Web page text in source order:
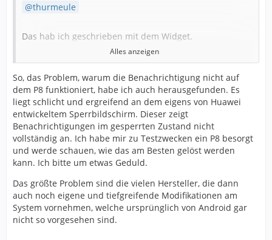
thurmeule
Das hab ich geschrieben mit dem Widget.
Funktioniert aber nur beim Huawei p8.
Also ein Widget auf dem Sperrbildschirm abzulegen.
Aber weder der Button noch das Widget funktionieren
auf dem Sperrbildschirm.
Daher finde ich die Lösung der anderen APP besser,
wobei mir die aber sonst nicht zusagt
Grüße Chris
Alles anzeigen
So, das Problem, warum die Benachrichtigung nicht auf
dem P8 funktioniert, habe ich auch herausgefunden. Es
liegt schlicht und ergreifend an dem eigens von Huawei
entwickeltem Sperrbildschirm. Dieser zeigt
Benachrichtigungen im gesperrten Zustand nicht
vollständig an. Ich habe mir zu Testzwecken ein P8 besorgt
und werde schauen, wie das am Besten gelöst werden
kann. Ich bitte um etwas Geduld.
Das größte Problem sind die vielen Hersteller, die dann
auch noch eigene und tiefgreifende Modifikationen am
System vornehmen, welche ursprünglich von Android gar
nicht so vorgesehen sind.